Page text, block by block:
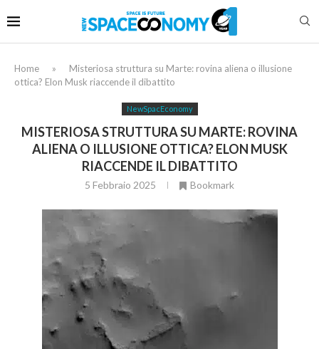
Home »
Misteriosa struttura su Marte: rovina aliena o illusione
ottica? Elon Musk riaccende il dibattito
NewSpacEconomy
MISTERIOSA STRUTTURA SU MARTE: ROVINA
ALIENA O ILLUSIONE OTTICA? ELON MUSK
RIACCENDE IL DIBATTITO
5 Febbraio 2025 Bookmark